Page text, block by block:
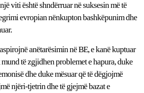
viti është shndërruar në suksesin më të
evropian nënkupton bashkëpunim dhe
anëtarësimin në BE, e kanë kuptuar
të zgjidhen problemet e hapura, duke
dhe duke mësuar që të dëgjojmë
njëri-tjetrin dhe të gjejmë bazat e